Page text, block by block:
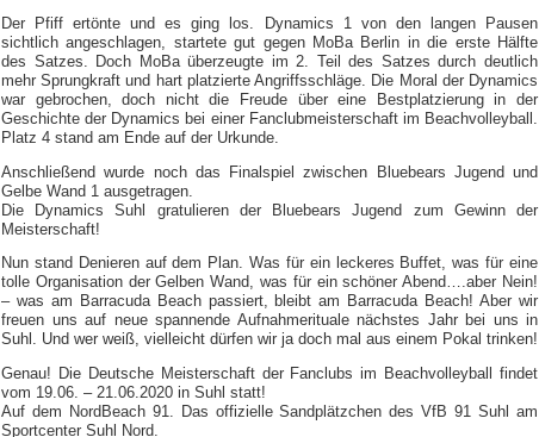
Der Pfiff ertönte und es ging los. Dynamics 1 von den langen Pausen
sichtlich angeschlagen, startete gut gegen MoBa Berlin in die erste Hälfte
des Satzes. Doch MoBa überzeugte im 2. Teil des Satzes durch deutlich
mehr Sprungkraft und hart platzierte Angriffsschläge. Die Moral der Dynamics
war gebrochen, doch nicht die Freude über eine Bestplatzierung in der
Geschichte der Dynamics bei einer Fanclubmeisterschaft im Beachvolleyball.
Platz 4 stand am Ende auf der Urkunde.
Anschließend wurde noch das Finalspiel zwischen Bluebears Jugend und
Gelbe Wand 1 ausgetragen.
Die Dynamics Suhl gratulieren der Bluebears Jugend zum Gewinn der
Meisterschaft!
Nun stand Denieren auf dem Plan. Was für ein leckeres Buffet, was für eine
tolle Organisation der Gelben Wand, was für ein schöner Abend….aber Nein!
– was am Barracuda Beach passiert, bleibt am Barracuda Beach! Aber wir
freuen uns auf neue spannende Aufnahmerituale nächstes Jahr bei uns in
Suhl. Und wer weiß, vielleicht dürfen wir ja doch mal aus einem Pokal trinken!
Genau! Die Deutsche Meisterschaft der Fanclubs im Beachvolleyball findet
vom 19.06. – 21.06.2020 in Suhl statt!
Auf dem NordBeach 91. Das offizielle Sandplätzchen des VfB 91 Suhl am
Sportcenter Suhl Nord.